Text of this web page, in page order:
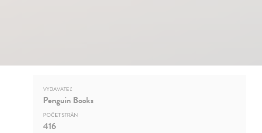
VYDAVATEĽ
Penguin Books
POČET STRÁN
416